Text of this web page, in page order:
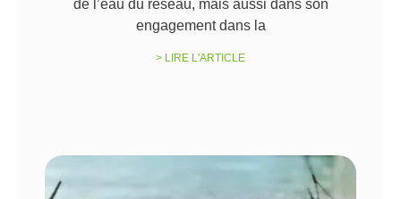
de l’eau du réseau, mais aussi dans son
engagement dans la
> LIRE L'ARTICLE